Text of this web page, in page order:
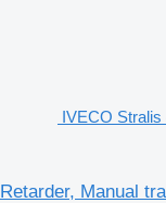
IVECO Stralis
Manual